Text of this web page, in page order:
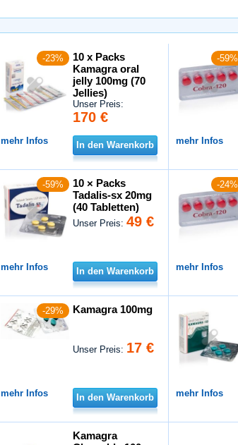
-23%
10 x Packs
Kamagra oral
jelly 100mg (70
Jellies)
Unser Preis:
170 €
mehr Infos In den Warenkorb
-59%
mehr Infos
-59%
10 × Packs
Tadalis-sx 20mg
(40 Tabletten)
Unser Preis:49 €
mehr Infos In den Warenkorb
-24%
mehr Infos
-29% Kamagra 100mg
Unser Preis: 17 €
mehr Infos In den Warenkorb mehr Infos
Kamagra